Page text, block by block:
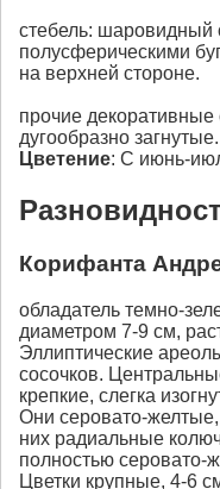
стебель: шаровидный
полусферическими
на верхней стороне.
прочие декоративные
дугообразно загнутые.
Цветение: С июнь-
Корифанта
обладатель темно-
диаметром 7-9 см,
Эллиптические
сосочков.
крепкие, слегка
Они серовато-
них радиальные
полностью серовато-
Цветки крупные, 4-6